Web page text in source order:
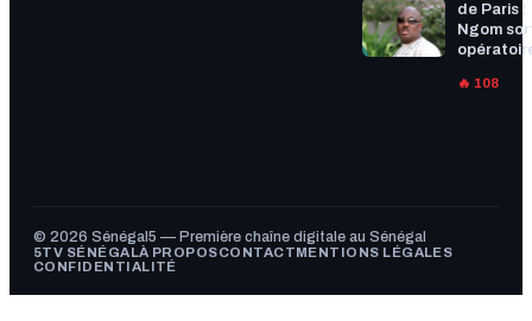
de Paris :
Ngom
🔥 108
© 2026 Sénégal5 — Première chaîne digitale au Sénégal
5TV SÉNÉGALÀ PROPOSCONTACTMENTIONS LÉGALES
CONFIDENTIALITÉ